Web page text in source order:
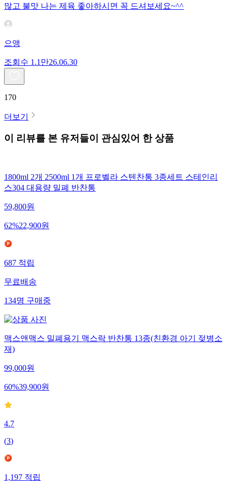
많고 불맛 나는 제육 좋아하시면 꼭 드셔보세요~^^
으앵
조회수 1.1만26.06.30
170
더보기
이 리뷰를 본 유저들이 관심있어 한 상품
1800ml 2개 2500ml 1개 프로벨라 스텐찬통 3종세트 스테인리
스304 대용량 밀폐 반찬통
59,800원
62%22,900원
687 적립
무료배송
134명 구매중
맥스앤맥스 밀폐용기 맥스락 반찬통 13종(친환경 아기 젖병소
재)
99,000원
60%39,900원
4.7
(3)
1,197 적립